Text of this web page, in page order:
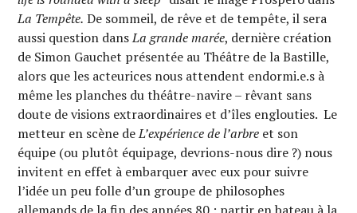
La Tempête. De sommeil, de rêve et de tempête, il sera
aussi question dansLa grande marée, dernière création
de Simon Gauchet présentée au Théâtre de la Bastille,
alors que les acteurices nous attendent endormi.e.s à
même les planches du théâtre-navire – rêvant sans
doute de visions extraordinaires et d’îles englouties. Le
metteur en scène deL’expérience de l’arbre et son
équipe (ou plutôt équipage, devrions-nous dire ?) nous
invitent en effet à embarquer avec eux pour suivre
l’idée un peu folle d’un groupe de philosophes